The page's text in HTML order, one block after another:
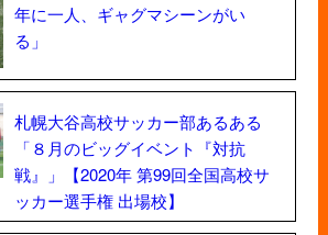
年に一人、ギャグマシーンがい
る」
札幌大谷高校サッカー部あるある
「８月のビッグイベント『対抗
戦』」【2020年 第99回全国高校サ
ッカー選手権 出場校】